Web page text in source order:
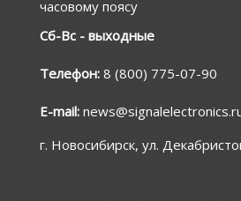
часовому поясу
Сб-Вс - выходные
Телефон: 8 (800) 775-07-90
E-mail:
г. Новосибирск, ул.